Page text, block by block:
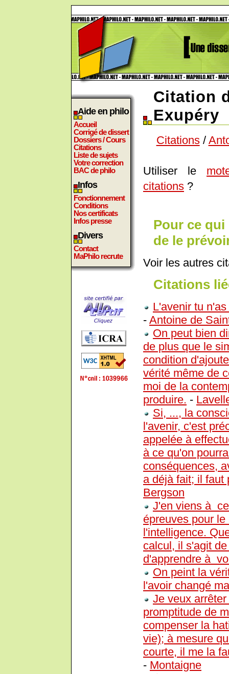
Aide en philo
Accueil
Corrigé de dissert
Dossiers / Cours
Citations
Liste de sujets
Votre correction
BAC de philo
Infos
Fonctionnement
Conditions
Nos certificats
Infos presse
Divers
Contact
MaPhilo recrute
Citation
Exupéry
Citations/
Utiliser le
citations ?
Pour ce
de le
Voir les autres
Citations
L'avenir tu
- Antoine de
On peut bien
de plus que le
condition
vérité même de
moi de la
produire. -
Si, ..., la
l'avenir, c'est
appelée à
à ce qu'on
conséquences,
a déjà fait; il faut
Bergson
J'en viens à
épreuves pour
l'intelligence.
calcul, il s'agit
d'apprendre à
On peint la
l'avoir changé
Je veux
promptitude de
compenser la
vie); à mesure
courte, il me la
- Montaigne